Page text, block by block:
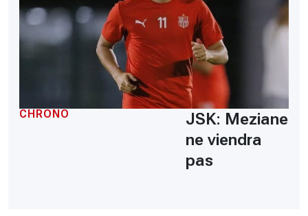
CHRONO
JSK: Meziane
ne viendra
pas